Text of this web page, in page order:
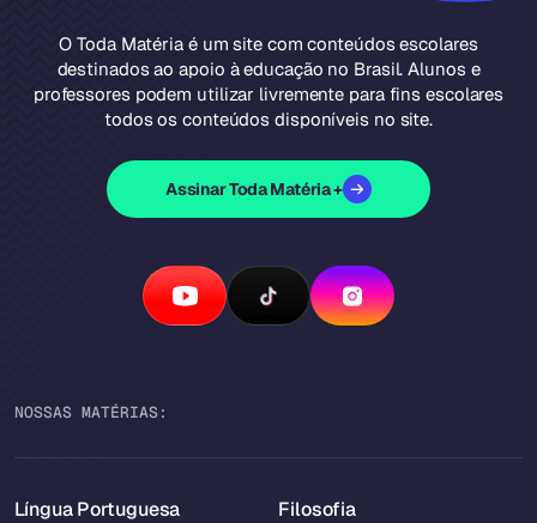
O Toda Matéria é um site com conteúdos escolares
destinados ao apoio à educação no Brasil. Alunos e
professores podem utilizar livremente para fins escolares
todos os conteúdos disponíveis no site.
Assinar Toda Matéria +
NOSSAS MATÉRIAS:
Língua Portuguesa Filosofia